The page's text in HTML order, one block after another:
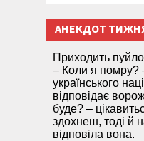
АНЕКДОТ
Приходить
– Коли я помру?
українського
відповідає
буде? –
здохнеш, тоді й
відповіла вона.